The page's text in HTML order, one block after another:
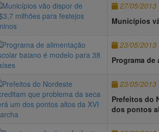
27/05/2013
Municípios
23/05/2013
Programa
23/05/2013
Prefeitos do
dos pontos